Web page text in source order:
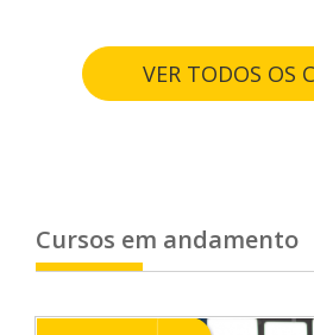
VER TODOS OS
Cursos em andamento